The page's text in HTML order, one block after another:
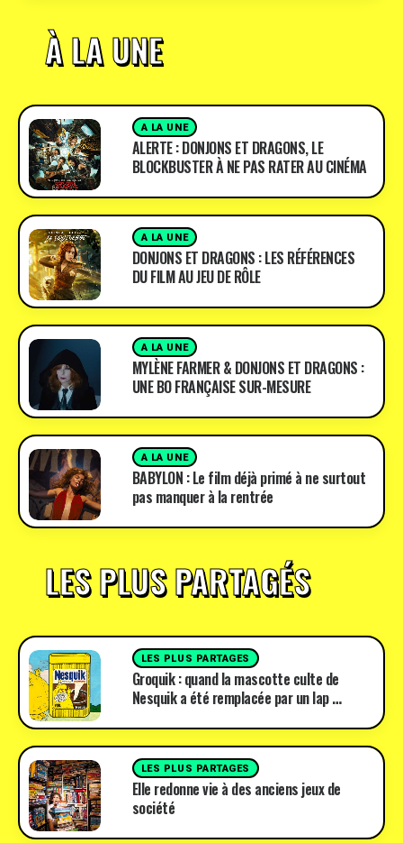
À LA UNE
A LA UNE
ALERTE : DONJONS ET DRAGONS, LE
BLOCKBUSTER À NE PAS RATER AU CINÉMA
A LA UNE
DONJONS ET DRAGONS : LES RÉFÉRENCES
DU FILM AU JEU DE RÔLE
A LA UNE
MYLÈNE FARMER & DONJONS ET DRAGONS :
UNE BO FRANÇAISE SUR-MESURE
A LA UNE
BABYLON : Le film déjà primé à ne surtout
pas manquer à la rentrée
LES PLUS PARTAGÉS
LES PLUS PARTAGES
Groquik : quand la mascotte culte de
Nesquik a été remplacée par un lap …
LES PLUS PARTAGES
Elle redonne vie à des anciens jeux de
société